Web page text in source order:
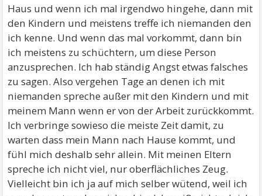
Haus und wenn ich mal irgendwo hingehe, dann mit
den Kindern und meistens treffe ich niemanden den
ich kenne. Und wenn das mal vorkommt, dann bin
ich meistens zu schüchtern, um diese Person
anzusprechen. Ich hab ständig Angst etwas falsches
zu sagen. Also vergehen Tage an denen ich mit
niemanden spreche außer mit den Kindern und mit
meinem Mann wenn er von der Arbeit zurückkommt.
Ich verbringe sowieso die meiste Zeit damit, zu
warten dass mein Mann nach Hause kommt, und
fühl mich deshalb sehr allein. Mit meinen Eltern
spreche ich nicht viel, nur oberflächliches Zeug.
Vielleicht bin ich ja auf mich selber wütend, weil ich